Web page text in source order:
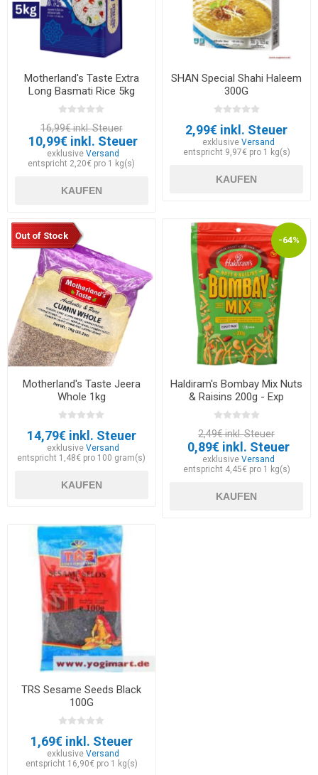
Motherland's Taste Extra
Long Basmati Rice 5kg
16,99€ inkl. Steuer
10,99€ inkl. Steuer
exklusiveVersand
entspricht 2,20€ pro 1 kg(s)
KAUFEN
SHAN Special Shahi Haleem
300G
2,99€ inkl. Steuer
exklusive Versand
entspricht 9,97€ pro 1 kg(s)
KAUFEN
Out of Stock
Motherland's Taste Jeera
Whole 1kg
14,79€ inkl. Steuer
exklusiveVersand
entspricht 1,48€ pro 100 gram(s)
KAUFEN
-64%
Haldiram's Bombay Mix Nuts
& Raisins 200g - Exp
20.07.2026
2,49€ inkl. Steuer
0,89€ inkl. Steuer
exklusive Versand
entspricht 4,45€ pro 1 kg(s)
KAUFEN
TRS Sesame Seeds Black
100G
1,69€ inkl. Steuer
exklusiveVersand
entspricht 16,90€ pro 1 kg(s)